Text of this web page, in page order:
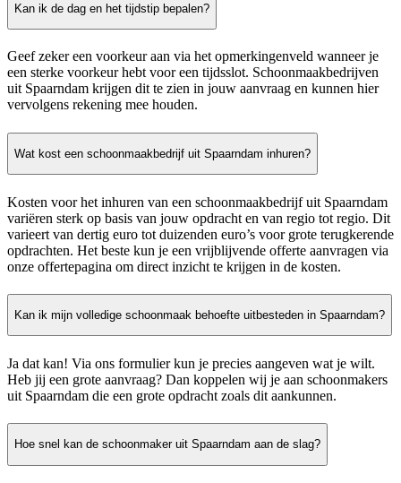
Kan ik de dag en het tijdstip bepalen?
Geef zeker een voorkeur aan via het opmerkingenveld wanneer je
een sterke voorkeur hebt voor een tijdsslot. Schoonmaakbedrijven
uit Spaarndam krijgen dit te zien in jouw aanvraag en kunnen hier
vervolgens rekening mee houden.
Wat kost een schoonmaakbedrijf uit Spaarndam inhuren?
Kosten voor het inhuren van een schoonmaakbedrijf uit Spaarndam
variëren sterk op basis van jouw opdracht en van regio tot regio. Dit
varieert van dertig euro tot duizenden euro’s voor grote terugkerende
opdrachten. Het beste kun je een vrijblijvende offerte aanvragen via
onze offertepagina om direct inzicht te krijgen in de kosten.
Kan ik mijn volledige schoonmaak behoefte uitbesteden in Spaarndam?
Ja dat kan! Via ons formulier kun je precies aangeven wat je wilt.
Heb jij een grote aanvraag? Dan koppelen wij je aan schoonmakers
uit Spaarndam die een grote opdracht zoals dit aankunnen.
Hoe snel kan de schoonmaker uit Spaarndam aan de slag?